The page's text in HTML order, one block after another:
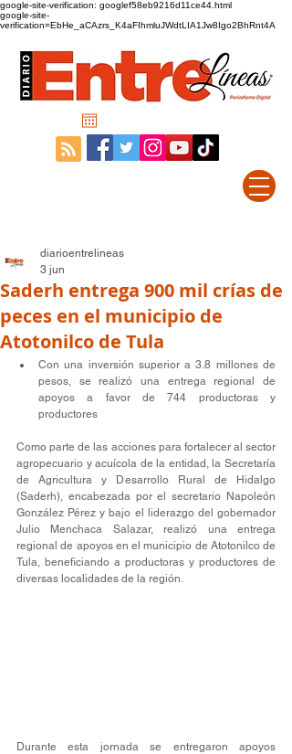
google-site-verification: googlef58eb9216d11ce44.html
google-site-
verification=EbHe_aCAzrs_K4aFIhmluJWdtLIA1Jw8Igo2BhRnt4A
Saderh entrega 900 mil crías de
peces en el municipio de
Atotonilco de Tula
diarioentrelineas
3 jun
Con una inversión superior a 3.8 millones de
pesos, se realizó una entrega regional de
apoyos a favor de 744 productoras y
productores
Como parte de las acciones para fortalecer al sector
agropecuario y acuícola de la entidad, la Secretaría
de Agricultura y Desarrollo Rural de Hidalgo
(Saderh), encabezada por el secretario Napoleón
González Pérez y bajo el liderazgo del gobernador
Julio Menchaca Salazar, realizó una entrega
regional de apoyos en el municipio de Atotonilco de
Tula, beneficiando a productoras y productores de
diversas localidades de la región.
Durante esta jornada se entregaron apoyos